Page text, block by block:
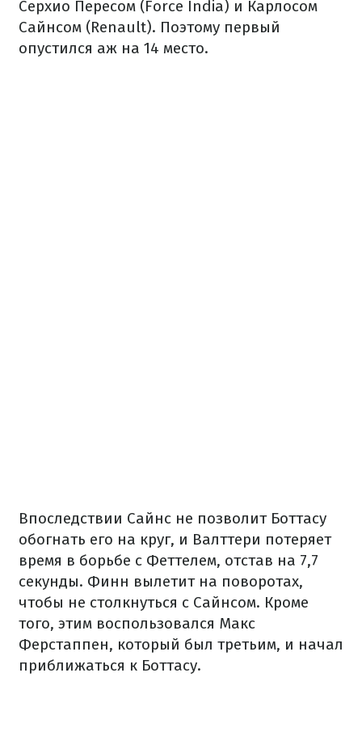
Серхио Пересом (Force India) и Карлосом
Сайнсом (Renault). Поэтому первый
опустился аж на 14 место.
Впоследствии Сайнс не позволит Боттасу
обогнать его на круг, и Валттери потеряет
время в борьбе с Феттелем, отстав на 7,7
секунды. Финн вылетит на поворотах,
чтобы не столкнуться с Сайнсом. Кроме
того, этим воспользовался Макс
Ферстаппен, который был третьим, и начал
приближаться к Боттасу.